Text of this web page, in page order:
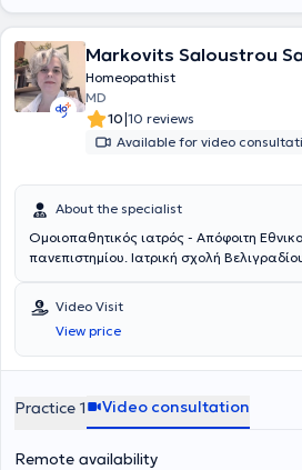
Markovits Saloustrou
Homeopathist
MD
10|10 reviews
Available for video
About the specialist
Ομοιοπαθητικός ιατρός - Απόφοιτη
πανεπιστημίου. Ιατρική σχολή
Video Visit
View price
Practice 1 Video consultation
Remote availability